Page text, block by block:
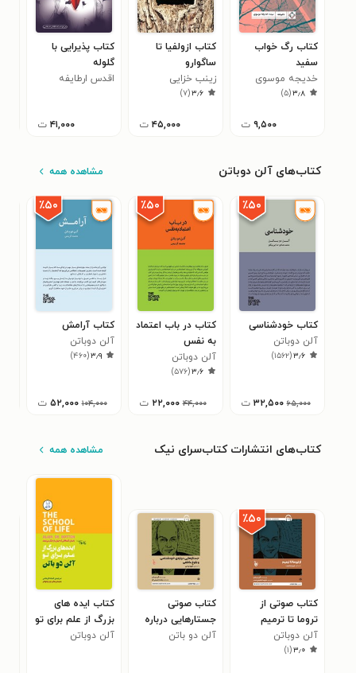
کتاب رگ خواب
سفید
خدیجه موسوی
اذان دهی
۳٫۸(۵)
۹,۵۰۰ ت
کتاب ازولفیا تا
ساگوارو
زینب خزایی
۳٫۶(۷)
۴۵,۰۰۰ ت
کتاب پذیرایی با
گلوله
اقدس ارطایفه
۴۱,۰۰۰ ت
کتاب‌های آلن دوباتن مشاهده همه
٪۵۰
کتاب خودشناسی
آلن دوباتن
۳٫۶(۱۵۶۲)
۶۵,۰۰۰ ۳۲,۵۰۰ ت
٪۵۰
کتاب در باب اعتماد
به نفس
آلن دوباتن
۳٫۶(۵۷۶)
۴۴,۰۰۰ ۲۲,۰۰۰ ت
٪۵۰
کتاب آرامش
آلن دوباتن
۳٫۹(۴۶۰)
۱۰۴,۰۰۰ ۵۲,۰۰۰ ت
کتاب‌های انتشارات کتاب‌سرای نیک مشاهده همه
٪۵۰
کتاب صوتی از
تروما تا ترمیم
آلن دوباتن
۳٫۰(۱)
کتاب صوتی
جستارهایی درباره‌
خودشناسی و بلوغ
آلن دو باتن
کتاب ایده های
بزرگ از علم برای تو
آلن دوباتن